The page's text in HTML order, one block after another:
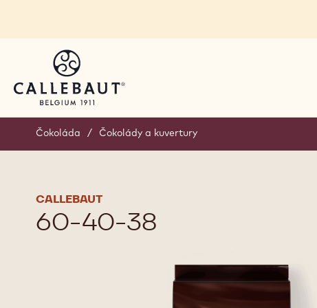
Čokoláda / Čokolády a kuvertury
CALLEBAUT
60-40-38